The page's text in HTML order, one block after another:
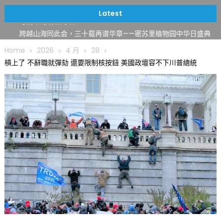
Latest
筝声与琴韵交汇：刘励(Li Statler)与钢琴家Darek演绎一场古筝
跨越山海同此会，三十载再谱华章——密苏里植物园中华日盛典
圆满举行
圣路易龙舟俱乐部5月16日龙舟体验日 邀请各界亲身体验划行乐
趣 + 水上竞速魅力
三十二载跨越时空的相逢
执掌密苏里植物园近四十年 致力推动全球植物多样性研究与中美
合作 Peter Raven 博士逝世 享年89岁
一晃三十年，初夏又相逢。中华日，等你来赴约 —— 密苏里植物
园“中华日三十周年特别报道（五）
筝声与琴韵交汇：刘励(Li Statler)与钢琴家Darek演绎一场古筝
与钢琴的精彩对话
Home 2026 4 月
28
槓上了 不辭職就彈劾 還要限制核按鈕 美國政壇容不下川普總統